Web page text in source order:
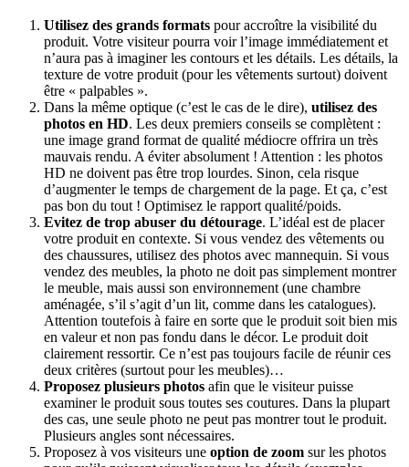
Utilisez des grands formats pour accroître la visibilité du
produit. Votre visiteur pourra voir l’image immédiatement et
n’aura pas à imaginer les contours et les détails. Les détails, la
texture de votre produit (pour les vêtements surtout) doivent
être « palpables ».
Dans la même optique (c’est le cas de le dire), utilisez des
photos en HD. Les deux premiers conseils se complètent :
une image grand format de qualité médiocre offrira un très
mauvais rendu. A éviter absolument ! Attention : les photos
HD ne doivent pas être trop lourdes. Sinon, cela risque
d’augmenter le temps de chargement de la page. Et ça, c’est
pas bon du tout ! Optimisez le rapport qualité/poids.
Evitez de trop abuser du détourage. L’idéal est de placer
votre produit en contexte. Si vous vendez des vêtements ou
des chaussures, utilisez des photos avec mannequin. Si vous
vendez des meubles, la photo ne doit pas simplement montrer
le meuble, mais aussi son environnement (une chambre
aménagée, s’il s’agit d’un lit, comme dans les catalogues).
Attention toutefois à faire en sorte que le produit soit bien mis
en valeur et non pas fondu dans le décor. Le produit doit
clairement ressortir. Ce n’est pas toujours facile de réunir ces
deux critères (surtout pour les meubles)…
Proposez plusieurs photos afin que le visiteur puisse
examiner le produit sous toutes ses coutures. Dans la plupart
des cas, une seule photo ne peut pas montrer tout le produit.
Plusieurs angles sont nécessaires.
Proposez à vos visiteurs une option de zoom sur les photos